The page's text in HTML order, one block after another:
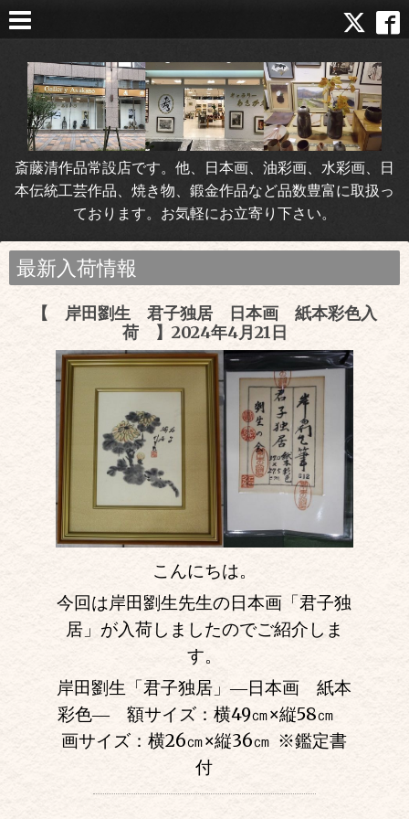
斎藤清作品常設店です。他、日本画、油彩画、水彩画、日
本伝統工芸作品、焼き物、鍛金作品など品数豊富に取扱っ
ております。お気軽にお立寄り下さい。
最新入荷情報
【 岸田劉生 君子独居 日本画 紙本彩色入
荷 】2024年4月21日
こんにちは。
今回は岸田劉生先生の日本画「君子独
居」が入荷しましたのでご紹介しま
す。
岸田劉生「君子独居」―日本画 紙本
彩色― 額サイズ：横49㎝×縦58㎝
画サイズ：横26㎝×縦36㎝ ※鑑定書
付